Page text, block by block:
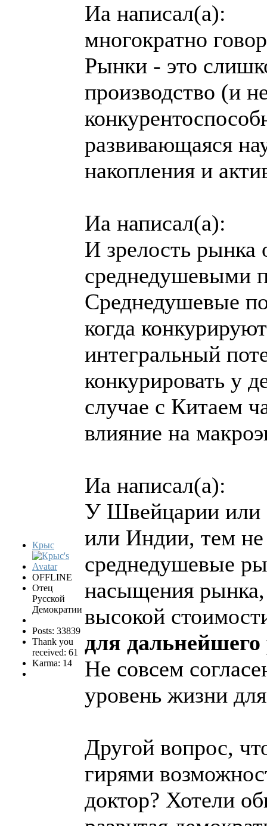
Крыс
OFFLINE
Отец
Русской
Демократии
Posts: 33839
Thank you
received: 61
Karma: 14
Иа написал(а):
многократно
Рынки - это
производство (и
развивающаяся
накопления и
Иа написал(а):
И зрелость рынка
среднедушевыми
Среднедушевые
когда
интегральный
конкурировать у
случае с Китаем
влияние на
Иа написал(а):
У Швейцарии или
или Индии, тем не
среднедушевые
насыщения рынка,
высокой
для дальнейшего
Не совсем
уровень жизни
Другой вопрос,
гирями
доктор? Хотели